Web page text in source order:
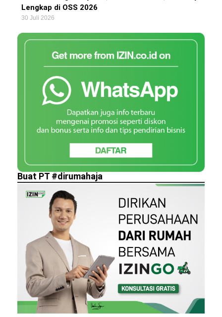
Lengkap di OSS 2026
30 Juli 2026
Buat PT #dirumahaja